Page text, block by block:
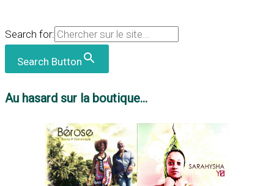
Search for:
Search Button
Au hasard sur la boutique...